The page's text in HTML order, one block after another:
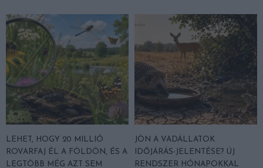
LEHET, HOGY 20 MILLIÓ
ROVARFAJ ÉL A FÖLDÖN, ÉS A
LEGTÖBB MÉG AZT SEM
JÖN A VADÁLLATOK
IDŐJÁRÁS-JELENTÉSE? ÚJ
RENDSZER HÓNAPOKKAL